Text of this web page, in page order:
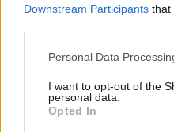
Downstream Participants that
Please note that this
not limited to your visit or
grant or deny consent to
use your data for below
Personal Data
I want to opt-out of the
personal data.
Opted In
4 anni fa
Martina